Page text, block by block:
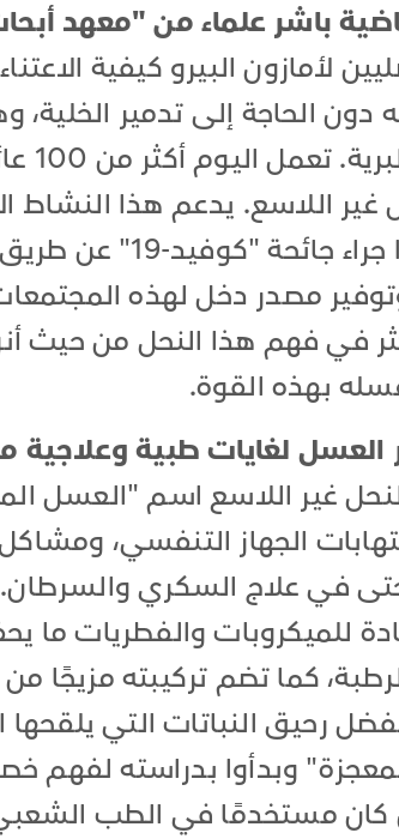
باشر علماء من "معهد
لأمازون البيرو كيفية
دون الحاجة إلى تدمير
غير اللاسع. يدعم هذا النشاط
تُعد من الأشد تضررًا
وتوفير مصدر دخل لهذه
في فهم هذا النحل من حيث
بهذه القوة.
لغايات طبية وعلاجية
غير اللاسع اسم "العسل
الجهاز التنفسي،
في علاج السكري
للميكروبات والفطريات ما
كما تضم تركيبته مزيجًا
رحيق النباتات التي يلقحها
وبدأوا بدراسته لفهم
كان مستخدمًا في الطب